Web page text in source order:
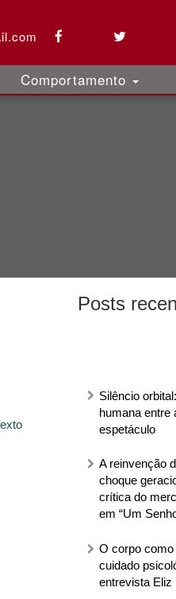
Comportamento
Posts
Silêncio
humana entre
espetáculo
A reinvenção
choque
crítica do
em “Um
O corpo
cuidado
entrevista Eliz